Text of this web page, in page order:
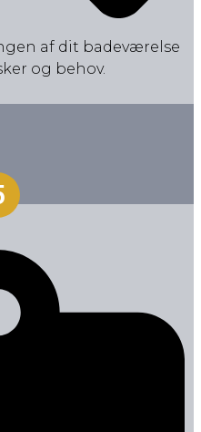
af dit badeværelse
og behov.